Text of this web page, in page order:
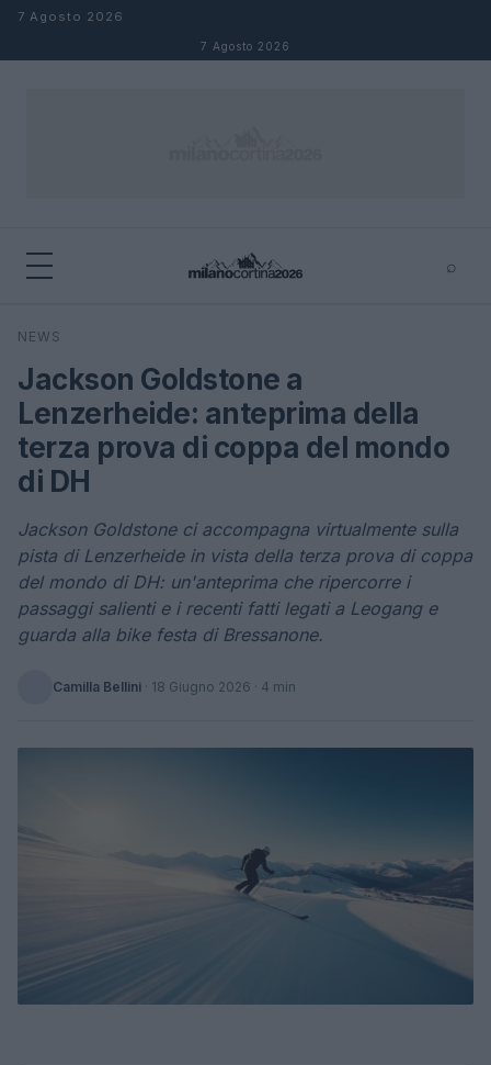
Salta al contenuto
7 Agosto 2026
7 Agosto 2026
⌕
Cerca
NEWS
Jackson Goldstone a
Lenzerheide: anteprima della
terza prova di coppa del mondo
di DH
Jackson Goldstone ci accompagna virtualmente sulla
pista di Lenzerheide in vista della terza prova di coppa
del mondo di DH: un'anteprima che ripercorre i
passaggi salienti e i recenti fatti legati a Leogang e
guarda alla bike festa di Bressanone.
Camilla Bellini · 18 Giugno 2026 · 4 min